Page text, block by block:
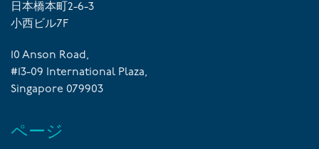
日本橋本町2-6-3
小西ビル7F
10 Anson Road,
#13-09 International Plaza,
Singapore 079903
ページ